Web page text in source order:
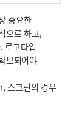
중요한
으로 하고,
로고타입
보되어야
스크린의 경우